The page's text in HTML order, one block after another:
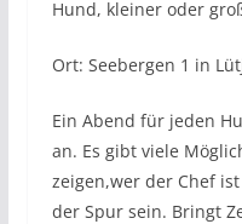
Hund, kleiner oder
Ort: Seebergen 1 in
Ein Abend für jeden
an. Es gibt viele
zeigen,wer der Chef
der Spur sein. Bringt